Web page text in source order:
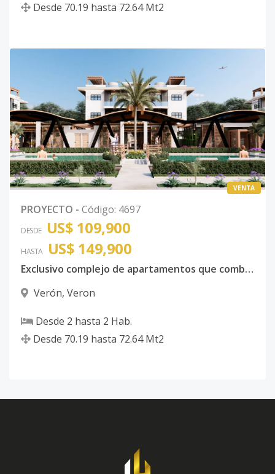
Desde 70.19 hasta 72.64 Mt2
VENTA
PROYECTO - Código: 4697
DESDE US$ 109,900
HASTA US$ 149,900
Exclusivo complejo de apartamentos que combina diseño contemporaneo con funcionalidad moderna
Verón, Veron
Desde 2 hasta 2 Hab.
Desde 70.19 hasta 72.64 Mt2